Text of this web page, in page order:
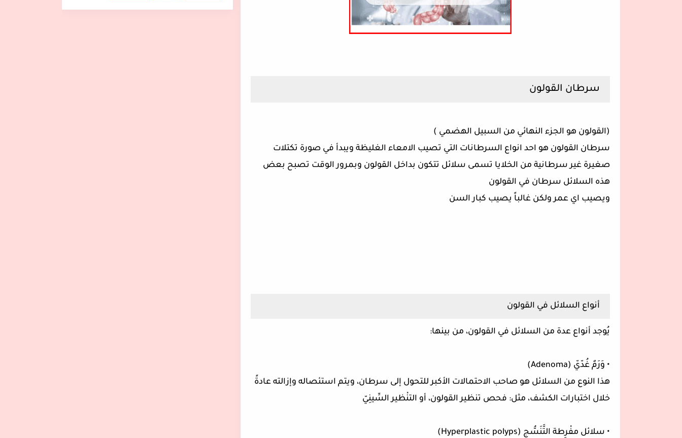
سرطان القولون
(القولون هو الجزء النهائي من السبيل الهضمي )
سرطان القولون هو احد انواع السرطانات التي تصيب الامعاء الغليظة ويبدأ في صورة تكتلات
صغيرة غير سرطانية من الخلايا تسمى سلائل تتكون بداخل القولون وبمرور الوقت تصبح بعض
هذه السلائل سرطان في القولون
ويصيب اي عمر ولكن غالباً يصيب كبار السن
أنواع السلائل في القولون
يُوجد أنواع عدة من السلائل في القولون، من بينها:
• وَرَمٌ غُدّيّ (Adenoma)
هذا النوع من السلائل هو صاحب الاحتمالات الأكبر للتحول إلى سرطان، ويتم استئصاله وإزالته عادةً
خلال اختبارات الكشف، مثل: فحص تنظير القولون، أو التنْظير السِّينِيّ
• سلائل مفْرِطة التَّنَسُّج (Hyperplastic polyps)